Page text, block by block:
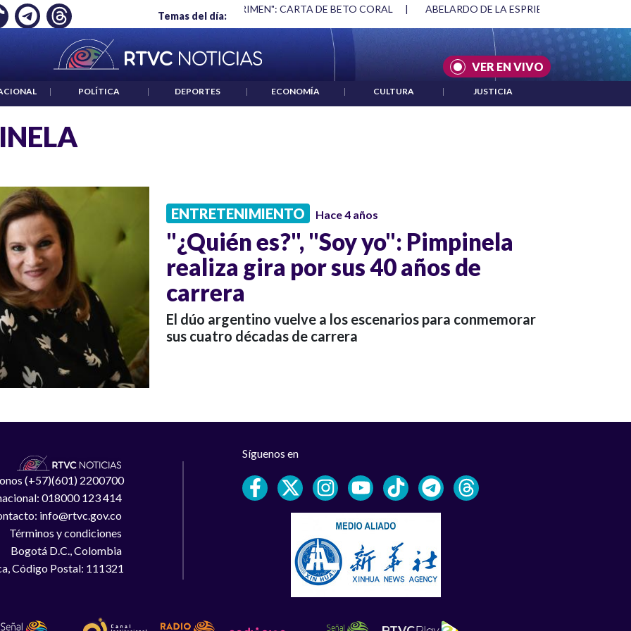
Temas del día:
EMPLEO: JP MORGAN "HABLAR NO ES UN CRIMEN": CARTA DE BETO CORAL | ABELARDO DE LA ESPRIELLA Y DMG
VER EN VIVO
| POLÍTICA | DEPORTES | ECONOMÍA | CULTURA | JUSTICIA
ENTRETENIMIENTO Hace 4 años
"¿Quién es?", "Soy yo": Pimpinela
realiza gira por sus 40 años de
carrera
El dúo argentino vuelve a los escenarios para conmemorar
sus cuatro décadas de carrera
(+57)(601) 2200700
018000 123 414
info@rtvc.gov.co
Términos y condiciones
Bogotá D.C., Colombia
Código Postal: 111321
Síguenos en